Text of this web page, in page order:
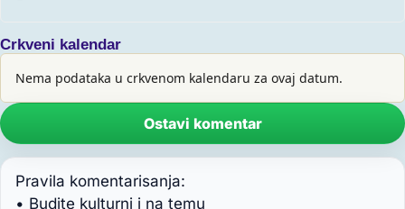
Crkveni kalendar
Nema podataka u crkvenom kalendaru za ovaj datum.
Ostavi komentar
Pravila komentarisanja:
• Budite kulturni i na temu